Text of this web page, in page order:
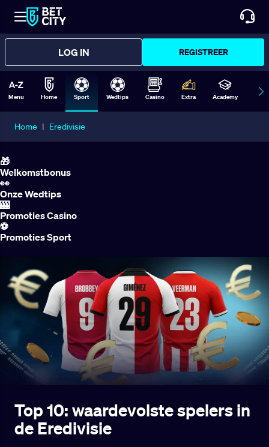
LOG IN REGISTREER
Menu Home Sport Wedtips Casino Extra Academy
Home | Eredivisie
Top 10: waardevolste spelers in
de Eredivisie